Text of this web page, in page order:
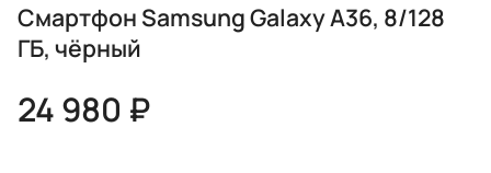
Смартфон Samsung Galaxy A36, 8/128
ГБ, чёрный
24 980 ₽